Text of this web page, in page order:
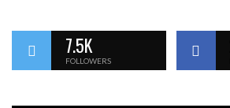
7.5K
FOLLOWERS